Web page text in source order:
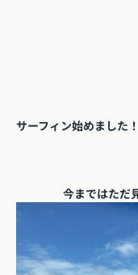
サーフィン始めました
今まではただ